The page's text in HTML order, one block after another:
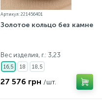
Артикул: 221456401
Золотое кольцо без камней
Вес изделия, г.: 3,23
16,5 18 18,5
27 576 грн /шт.